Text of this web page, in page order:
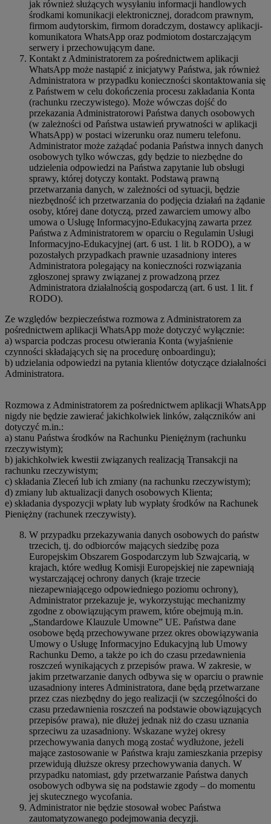
jak również służących wysyłaniu informacji handlowych
środkami komunikacji elektronicznej, doradcom prawnym,
firmom audytorskim, firmom doradczym, dostawcy aplikacji-
komunikatora WhatsApp oraz podmiotom dostarczającym
serwery i przechowującym dane.
Kontakt z Administratorem za pośrednictwem aplikacji
WhatsApp może nastąpić z inicjatywy Państwa, jak również
Administratora w przypadku konieczności skontaktowania się
z Państwem w celu dokończenia procesu zakładania Konta
(rachunku rzeczywistego). Może wówczas dojść do
przekazania Administratorowi Państwa danych osobowych
(w zależności od Państwa ustawień prywatności w aplikacji
WhatsApp) w postaci wizerunku oraz numeru telefonu.
Administrator może zażądać podania Państwa innych danych
osobowych tylko wówczas, gdy będzie to niezbędne do
udzielenia odpowiedzi na Państwa zapytanie lub obsługi
sprawy, której dotyczy kontakt. Podstawą prawną
przetwarzania danych, w zależności od sytuacji, będzie
niezbędność ich przetwarzania do podjęcia działań na żądanie
osoby, której dane dotyczą, przed zawarciem umowy albo
umowa o Usługę Informacyjno-Edukacyjną zawarta przez
Państwa z Administratorem w oparciu o Regulamin Usługi
Informacyjno-Edukacyjnej (art. 6 ust. 1 lit. b RODO), a w
pozostałych przypadkach prawnie uzasadniony interes
Administratora polegający na konieczności rozwiązania
zgłoszonej sprawy związanej z prowadzoną przez
Administratora działalnością gospodarczą (art. 6 ust. 1 lit. f
RODO).
Ze względów bezpieczeństwa rozmowa z Administratorem za
pośrednictwem aplikacji WhatsApp może dotyczyć wyłącznie:
a) wsparcia podczas procesu otwierania Konta (wyjaśnienie
czynności składających się na procedurę onboardingu);
b) udzielania odpowiedzi na pytania klientów dotyczące działalności
Administratora.
Rozmowa z Administratorem za pośrednictwem aplikacji WhatsApp
nigdy nie będzie zawierać jakichkolwiek linków, załączników ani
dotyczyć m.in.:
a) stanu Państwa środków na Rachunku Pieniężnym (rachunku
rzeczywistym);
b) jakichkolwiek kwestii związanych realizacją Transakcji na
rachunku rzeczywistym;
c) składania Zleceń lub ich zmiany (na rachunku rzeczywistym);
d) zmiany lub aktualizacji danych osobowych Klienta;
e) składania dyspozycji wpłaty lub wypłaty środków na Rachunek
Pieniężny (rachunek rzeczywisty).
W przypadku przekazywania danych osobowych do państw
trzecich, tj. do odbiorców mających siedzibę poza
Europejskim Obszarem Gospodarczym lub Szwajcarią, w
krajach, które według Komisji Europejskiej nie zapewniają
wystarczającej ochrony danych (kraje trzecie
niezapewniającego odpowiedniego poziomu ochrony),
Administrator przekazuje je, wykorzystując mechanizmy
zgodne z obowiązującym prawem, które obejmują m.in.
„Standardowe Klauzule Umowne” UE. Państwa dane
osobowe będą przechowywane przez okres obowiązywania
Umowy o Usługę Informacyjno Edukacyjną lub Umowy
Rachunku Demo, a także po ich do czasu przedawnienia
roszczeń wynikających z przepisów prawa. W zakresie, w
jakim przetwarzanie danych odbywa się w oparciu o prawnie
uzasadniony interes Administratora, dane będą przetwarzane
przez czas niezbędny do jego realizacji (w szczególności do
czasu przedawnienia roszczeń na podstawie obowiązujących
przepisów prawa), nie dłużej jednak niż do czasu uznania
sprzeciwu za uzasadniony. Wskazane wyżej okresy
przechowywania danych mogą zostać wydłużone, jeżeli
mające zastosowanie w Państwa kraju zamieszkania przepisy
przewidują dłuższe okresy przechowywania danych. W
przypadku natomiast, gdy przetwarzanie Państwa danych
osobowych odbywa się na podstawie zgody – do momentu
jej skutecznego wycofania.
Administrator nie będzie stosował wobec Państwa
zautomatyzowanego podejmowania decyzji.